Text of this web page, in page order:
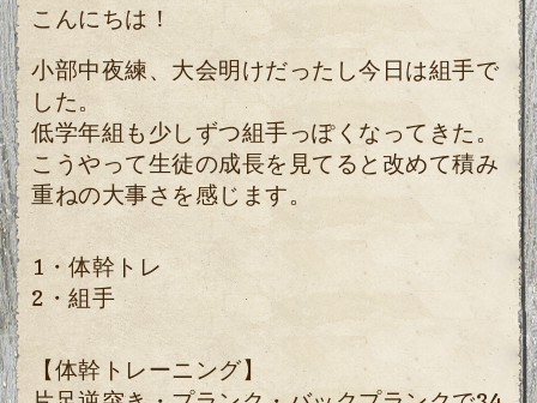
こんにちは！
小部中夜練、大会明けだったし今日は組手で
した。
低学年組も少しずつ組手っぽくなってきた。
こうやって生徒の成長を見てると改めて積み
重ねの大事さを感じます。
1・体幹トレ
2・組手
【体幹トレーニング】